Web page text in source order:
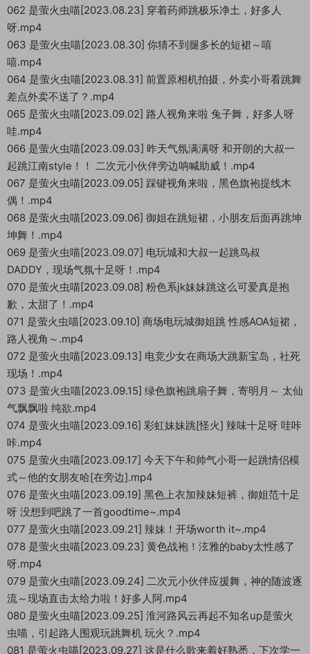
062 是萤火虫喵[2023.08.23] 穿着药师跳极乐净土，好多人
呀.mp4
063 是萤火虫喵[2023.08.30] 你猜不到腿多长的短裙～嘻
嘻.mp4
064 是萤火虫喵[2023.08.31] 前置原相机拍摄，外卖小哥看跳舞
差点外卖不送了？.mp4
065 是萤火虫喵[2023.09.02] 路人视角来啦 兔子舞，好多人呀
哇.mp4
066 是萤火虫喵[2023.09.03] 昨天气氛满满呀 和开朗的大叔一
起跳江南style！！ 二次元小伙伴旁边呐喊助威！.mp4
067 是萤火虫喵[2023.09.05] 踩键视角来啦，黑色旗袍提线木
偶！.mp4
068 是萤火虫喵[2023.09.06] 御姐在跳短裙，小朋友后面再跳坤
坤舞！.mp4
069 是萤火虫喵[2023.09.07] 电玩城和大叔一起跳鸟叔
DADDY，现场气氛十足呀！.mp4
070 是萤火虫喵[2023.09.08] 粉色系jk妹妹跳这么可爱真是抱
歉，太甜了！.mp4
071 是萤火虫喵[2023.09.10] 商场电玩城御姐跳 性感AOA短裙，
路人视角～.mp4
072 是萤火虫喵[2023.09.13] 电竞少女在商场大跳新宝岛，社死
现场！.mp4
073 是萤火虫喵[2023.09.15] 绿色旗袍跳扇子舞，寄明月～ 太仙
气飘飘啦 纯欲.mp4
074 是萤火虫喵[2023.09.16] 彩虹妹妹跳[怪火] 辣味十足呀 哇咔
咔.mp4
075 是萤火虫喵[2023.09.17] 今天下午和帅气小哥一起跳情侣模
式～他的女朋友哈[在旁边].mp4
076 是萤火虫喵[2023.09.19] 黑色上衣加辣妹短裤，御姐范十足
呀 没想到吧跳了一首goodtime~.mp4
077 是萤火虫喵[2023.09.21] 辣妹！开场worth it~.mp4
078 是萤火虫喵[2023.09.23] 黄色战袍！泫雅的baby太性感了
呀.mp4
079 是萤火虫喵[2023.09.24] 二次元小伙伴应援舞，神的随波逐
流～现场直击太给力啦！好多人阿.mp4
080 是萤火虫喵[2023.09.25] 淮河路风云再起不知名up是萤火
虫喵，引起路人围观玩跳舞机 玩火？.mp4
081 是萤火虫喵[2023.09.27] 这是什么歌来着好熟悉，下次学一